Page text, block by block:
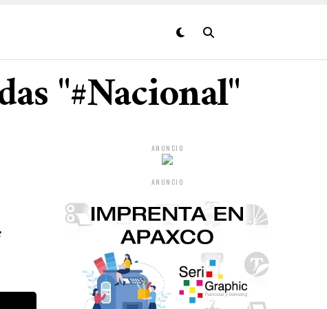
"#Nacional"
ANUNCIO
ANUNCIO